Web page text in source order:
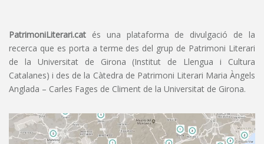
PatrimoniLiterari.cat és una plataforma de divulgació de la
recerca que es porta a terme des del grup de Patrimoni Literari
de la Universitat de Girona (Institut de Llengua i Cultura
Catalanes) i des de la Càtedra de Patrimoni Literari Maria Àngels
Anglada – Carles Fages de Climent de la Universitat de Girona.